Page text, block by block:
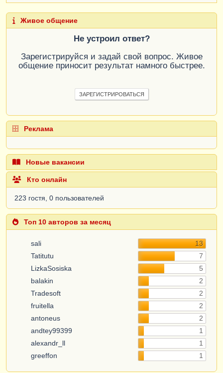
Живое общение
Не устроил ответ?
Зарегистрируйся и задай свой вопрос. Живое
общение приносит результат намного быстрее.
ЗАРЕГИСТРИРОВАТЬСЯ
Реклама
Новые вакансии
Кто онлайн
223 гостя, 0 пользователей
Топ 10 авторов за месяц
sali
13
Tatitutu
7
LizkaSosiska
5
balakin
2
Tradesoft
2
fruitella
2
antoneus
2
andtey99399
1
alexandr_ll
1
greeffon
1